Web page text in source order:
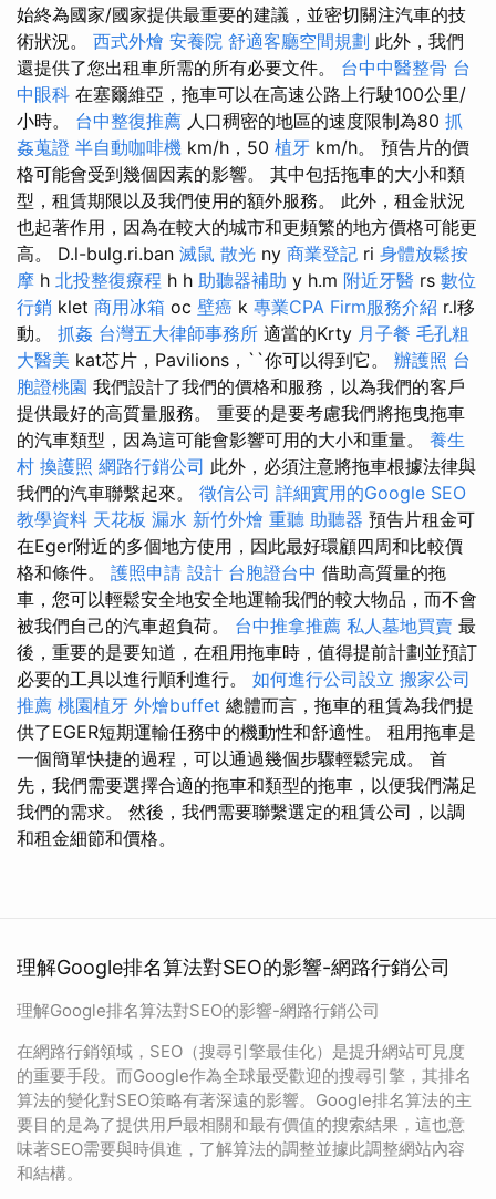
始終為國家/國家提供最重要的建議，並密切關注汽車的技
術狀況。 西式外燴 安養院 舒適客廳空間規劃 此外，我們
還提供了您出租車所需的所有必要文件。 台中中醫整骨 台
中眼科 在塞爾維亞，拖車可以在高速公路上行駛100公里/
小時。 台中整復推薦 人口稠密的地區的速度限制為80 抓
姦蒐證 半自動咖啡機 km/h，50 植牙 km/h。 預告片的價
格可能會受到幾個因素的影響。 其中包括拖車的大小和類
型，租賃期限以及我們使用的額外服務。 此外，租金狀況
也起著作用，因為在較大的城市和更頻繁的地方價格可能更
高。 D.l-bulg.ri.ban 滅鼠 散光 ny 商業登記 ri 身體放鬆按
摩 h 北投整復療程 h h 助聽器補助 y h.m 附近牙醫 rs 數位
行銷 klet 商用冰箱 oc 壁癌 k 專業CPA Firm服務介紹 r.l移
動。 抓姦 台灣五大律師事務所 適當的Krty 月子餐 毛孔粗
大醫美 kat芯片，Pavilions，``你可以得到它。 辦護照 台
胞證桃園 我們設計了我們的價格和服務，以為我們的客戶
提供最好的高質量服務。 重要的是要考慮我們將拖曳拖車
的汽車類型，因為這可能會影響可用的大小和重量。 養生
村 換護照 網路行銷公司 此外，必須注意將拖車根據法律與
我們的汽車聯繫起來。 徵信公司 詳細實用的Google SEO
教學資料 天花板 漏水 新竹外燴 重聽 助聽器 預告片租金可
在Eger附近的多個地方使用，因此最好環顧四周和比較價
格和條件。 護照申請 設計 台胞證台中 借助高質量的拖
車，您可以輕鬆安全地安全地運輸我們的較大物品，而不會
被我們自己的汽車超負荷。 台中推拿推薦 私人墓地買賣 最
後，重要的是要知道，在租用拖車時，值得提前計劃並預訂
必要的工具以進行順利進行。 如何進行公司設立 搬家公司
推薦 桃園植牙 外燴buffet 總體而言，拖車的租賃為我們提
供了EGER短期運輸任務中的機動性和舒適性。 租用拖車是
一個簡單快捷的過程，可以通過幾個步驟輕鬆完成。 首
先，我們需要選擇合適的拖車和類型的拖車，以便我們滿足
我們的需求。 然後，我們需要聯繫選定的租賃公司，以調
和租金細節和價格。
理解Google排名算法對SEO的影響-網路行銷公司
理解Google排名算法對SEO的影響-網路行銷公司
在網路行銷領域，SEO（搜尋引擎最佳化）是提升網站可見度
的重要手段。而Google作為全球最受歡迎的搜尋引擎，其排名
算法的變化對SEO策略有著深遠的影響。Google排名算法的主
要目的是為了提供用戶最相關和最有價值的搜索結果，這也意
味著SEO需要與時俱進，了解算法的調整並據此調整網站內容
和結構。